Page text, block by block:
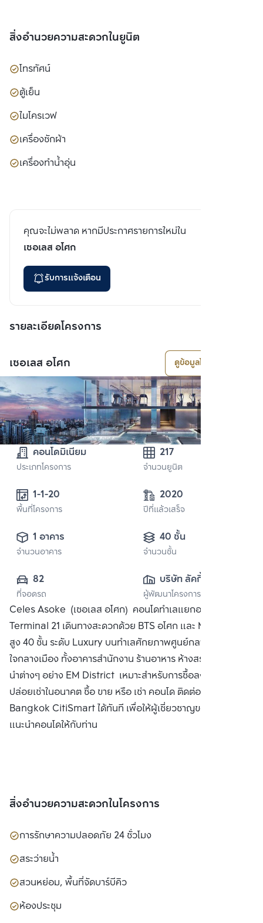
สิ่งอำนวยความสะดวกในยูนิต
โทรทัศน์
ตู้เย็น
ไมโครเวฟ
เครื่องซักผ้า
เครื่องทำน้ำอุ่น
คุณจะไม่พลาด หากมีประกาศรายการใหม่ใน
เซอเลส อโศก
รับการแจ้งเตือน
รายละเอียดโครงการ
เซอเลส อโศก ดูข้อมูลโครงการ
คอนโดมิเนียม
ประเภทโครงการ
217
จำนวนยูนิต
1-1-20
พื้นที่โครงการ
2020
ปีที่แล้วเสร็จ
1 อาคาร
จำนวนอาคาร
40 ชั้น
จำนวนชั้น
82
ที่จอดรถ
บริษัท ลัคกี้ ลิฟวิ่ง
จำกัด
ผู้พัฒนาโครงการ
Celes Asoke (เซอเลส อโศก) คอนโดทำเลแยกอโศกและ
Terminal 21 เดินทางสะดวกด้วย BTS อโศก และ MRT สุขุมวิท
สูง 40 ชั้น ระดับ Luxury บนทำเลศักยภาพศูนย์กลางย่านธุรกิจ
ใจกลางเมือง ทั้งอาคารสำนักงาน ร้านอาหาร ห้างสรรพสินค้าชั้น
นำต่างๆ อย่าง EM District เหมาะสำหรับการซื้อลงทุนเพื่อ
ปล่อยเช่าในอนาคต ซื้อ ขาย หรือ เช่า คอนโด ติดต่อหาเรา
Bangkok CitiSmart ได้ทันที เพื่อให้ผู้เชี่ยวชาญของเราได้
แนะนำคอนโดให้กับท่าน
สิ่งอำนวยความสะดวกในโครงการ
การรักษาความปลอดภัย 24 ชั่วโมง
สระว่ายน้ำ
สวนหย่อม, พื้นที่จัดบาร์บีคิว
ห้องประชุม